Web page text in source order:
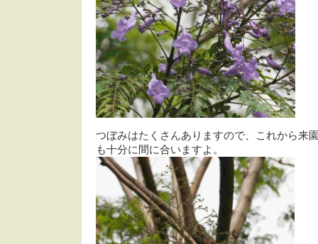
つぼみはたくさんありますので、これから来
も十分に間に合いますよ。